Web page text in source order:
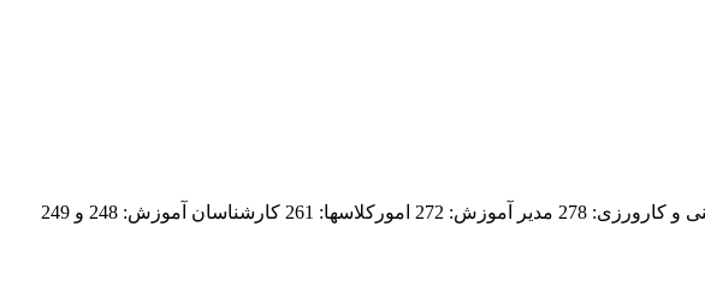
کانال اطلاع رسانی مرکز علمی کاربردی جهاد دانشگاهی مشهد پیش شماره مرکز: 31997 دبیرخانه: 246 مسوول کاربینی و کارورزی: 278 مدیر آموزش: 272 امورکلاسها: 261 کارشناسان آموزش: 248 و 249